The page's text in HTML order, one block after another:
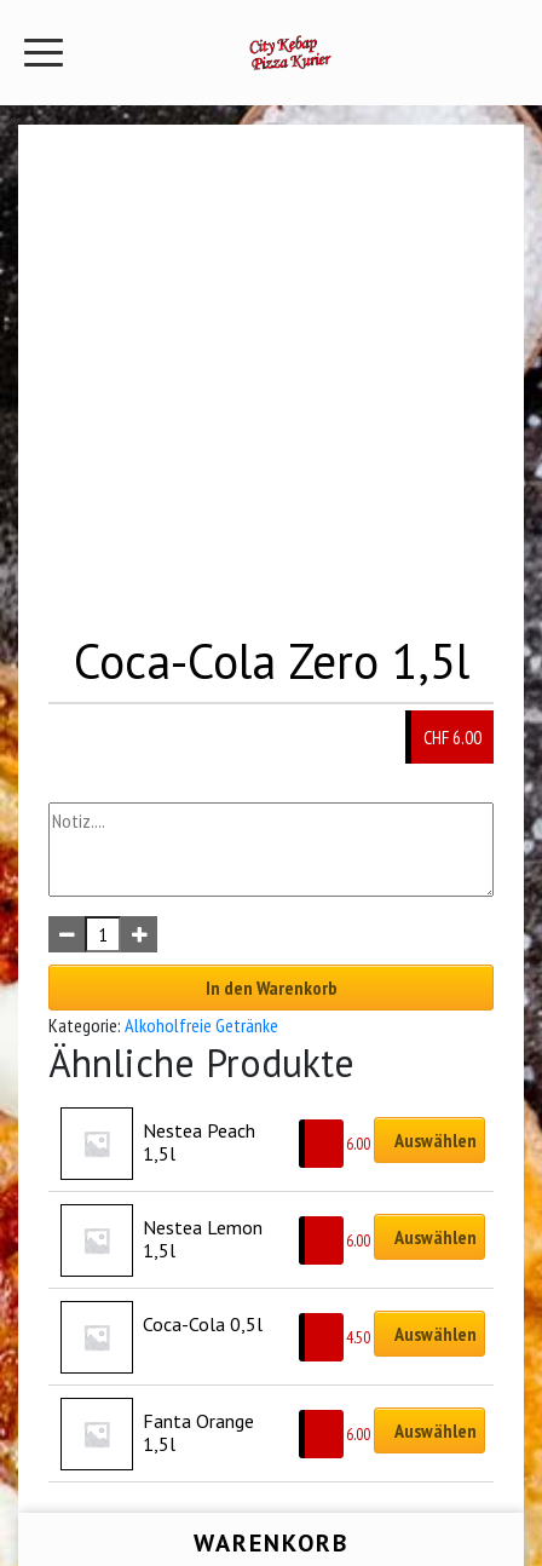
Coca-Cola Zero 1,5l
CHF 6.00
In den Warenkorb
Kategorie: Alkoholfreie Getränke
Ähnliche Produkte
Nestea Peach
1,5l
6.00 Auswählen
Nestea Lemon
1,5l
6.00 Auswählen
Coca-Cola 0,5l
4.50 Auswählen
Fanta Orange
1,5l
6.00 Auswählen
WARENKORB